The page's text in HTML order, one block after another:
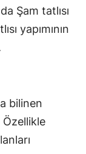
Şam tatlısı
yapımının
bilinen
Özellikle